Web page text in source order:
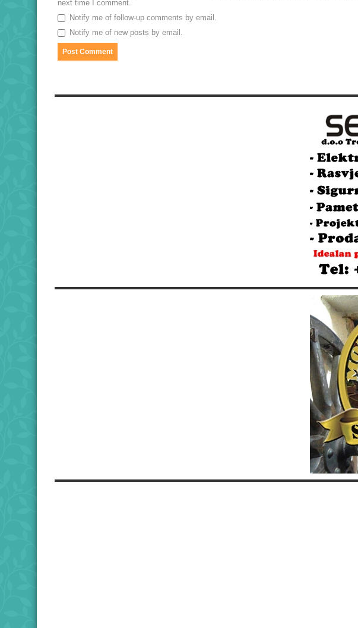
next time I comment.
Notify me of follow-up comments by email.
Notify me of new posts by email.